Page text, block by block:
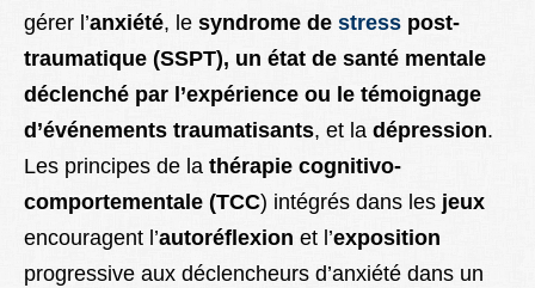
gérer l’anxiété, le syndrome de stress post-
traumatique (SSPT), un état de santé mentale
déclenché par l’expérience ou le témoignage
d’événements traumatisants, et la dépression.
Les principes de la thérapie cognitivo-
comportementale (TCC) intégrés dans les jeux
encouragent l’autoréflexion et l’exposition
progressive aux déclencheurs d’anxiété dans un